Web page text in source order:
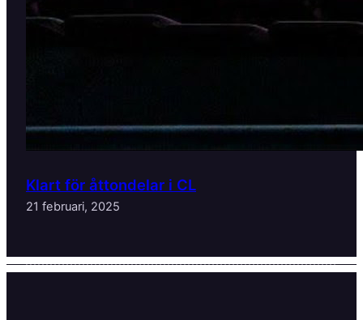
Klart för åttondelar i CL
21 februari, 2025